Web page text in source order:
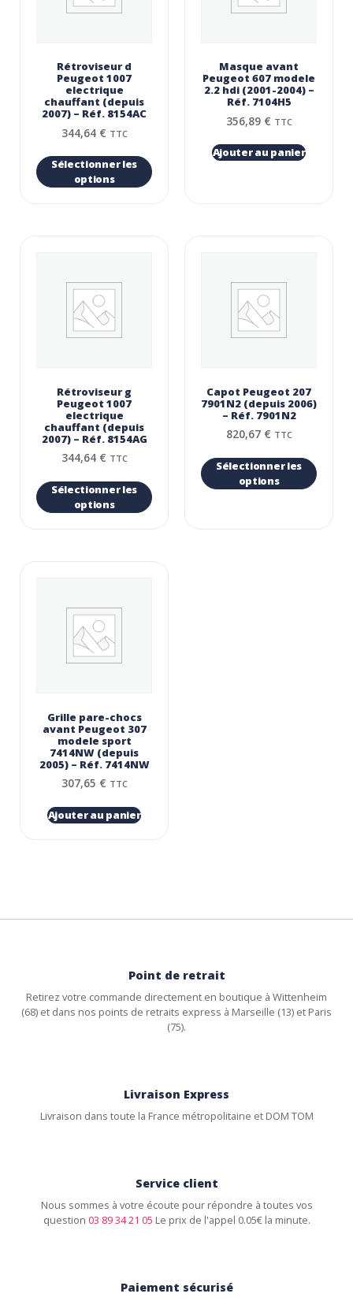
Rétroviseur d
Peugeot 1007
electrique
chauffant (depuis
2007) – Réf. 8154AC
344,64 € TTC
Sélectionner les
options
Masque avant
Peugeot 607 modele
2.2 hdi (2001-2004) –
Réf. 7104H5
356,89 € TTC
Ajouter au panier
Rétroviseur g
Peugeot 1007
electrique
chauffant (depuis
2007) – Réf. 8154AG
344,64 € TTC
Sélectionner les
options
Capot Peugeot 207
7901N2 (depuis 2006)
– Réf. 7901N2
820,67 € TTC
Sélectionner les
options
Grille pare-chocs
avant Peugeot 307
modele sport
7414NW (depuis
2005) – Réf. 7414NW
307,65 € TTC
Ajouter au panier
Point de retrait
Retirez votre commande directement en boutique à Wittenheim
(68) et dans nos points de retraits express à Marseille (13) et Paris
(75).
Livraison Express
Livraison dans toute la France métropolitaine et DOM TOM
Service client
Nous sommes à votre écoute pour répondre à toutes vos
question 03 89 34 21 05 Le prix de l'appel 0.05€ la minute.
Paiement sécurisé